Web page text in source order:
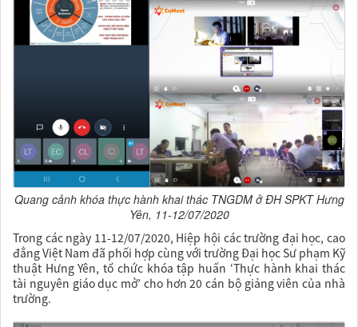
Quang cảnh khóa thực hành khai thác TNGDM ở ĐH SPKT Hưng
Yên, 11-12/07/2020
Trong các ngày 11-12/07/2020, Hiệp hội các trường đại học, cao
đẳng Việt Nam đã phối hợp cùng với trường Đại học Sư phạm Kỹ
thuật Hưng Yên, tổ chức khóa tập huấn ‘Thực hành khai thác
tài nguyên giáo dục mở’ cho hơn20cán bộ giảng viên của nhà
trường.